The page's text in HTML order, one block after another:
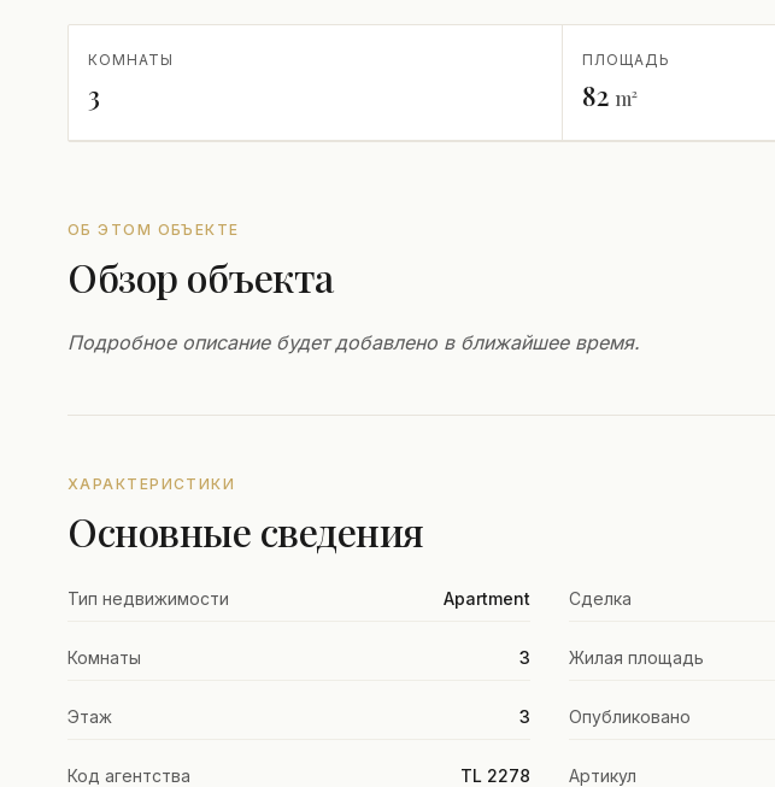
КОМНАТЫ
3
ПЛОЩАДЬ
82 m²
ОБ ЭТОМ ОБЪЕКТЕ
Обзор объекта
Подробное описание будет добавлено в ближайшее время.
ХАРАКТЕРИСТИКИ
Основные сведения
Тип недвижимости Apartment Сделка
Комнаты 3 Жилая площадь
Этаж 3 Опубликовано
Код агентства TL 2278 Артикул